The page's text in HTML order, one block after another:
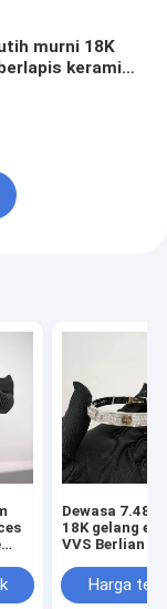
murni 18K
keramik
Dewasa
18K gelang
VVS Berlian
karat Berlian
Harga